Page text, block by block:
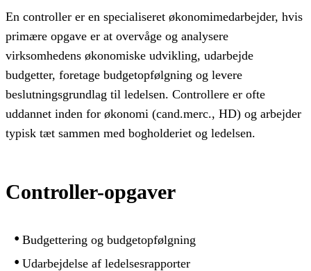
En controller er en specialiseret økonomimedarbejder, hvis
primære opgave er at overvåge og analysere
virksomhedens økonomiske udvikling, udarbejde
budgetter, foretage budgetopfølgning og levere
beslutningsgrundlag til ledelsen. Controllere er ofte
uddannet inden for økonomi (cand.merc., HD) og arbejder
typisk tæt sammen med bogholderiet og ledelsen.
Controller-opgaver
Budgettering og budgetopfølgning
Udarbejdelse af ledelsesrapporter